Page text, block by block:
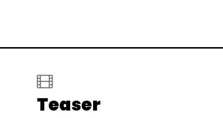
Teaser